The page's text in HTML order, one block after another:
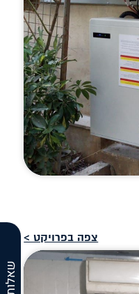
צפה בפרויקט >